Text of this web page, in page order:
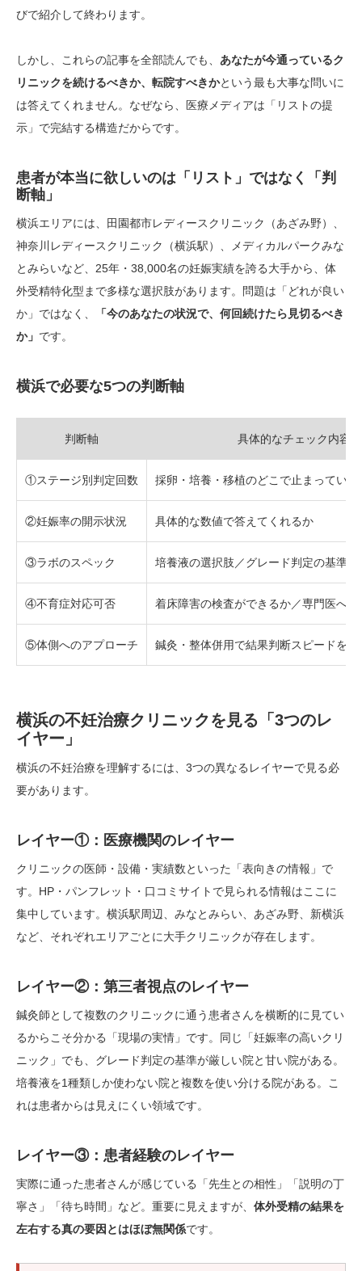
びで紹介して終わります。
しかし、これらの記事を全部読んでも、 あなたが今通っているク
リニックを続けるべきか、転院すべきかという最も大事な問いに
は答えてくれません。なぜなら、医療メディアは「リストの提
示」で完結する構造だからです。
患者が本当に欲しいのは「リスト」ではなく「判
断軸」
横浜エリアには、田園都市レディースクリニック（あざみ野）、
神奈川レディースクリニック（横浜駅）、メディカルパークみな
とみらいなど、25年・38,000名の妊娠実績を誇る大手から、体
外受精特化型まで多様な選択肢があります。問題は「どれが良い
か」ではなく、
「今のあなたの状況で、何回続けたら見切るべき
か」 です。
横浜で必要な5つの判断軸
判断軸 具体的なチェック内容
①ステージ別判定回数 採卵・培養・移植のどこで止まってい
②妊娠率の開示状況 具体的な数値で答えてくれるか
③ラボのスペック 培養液の選択肢／グレード判定の基準
④不育症対応可否 着床障害の検査ができるか／専門医への
⑤体側へのアプローチ 鍼灸・整体併用で結果判断スピードを上
横浜の不妊治療クリニックを見る「3つのレ
イヤー」
横浜の不妊治療を理解するには、3つの異なるレイヤーで見る必
要があります。
レイヤー①：医療機関のレイヤー
クリニックの医師・設備・実績数といった「表向きの情報」で
す。HP・パンフレット・口コミサイトで見られる情報はここに
集中しています。横浜駅周辺、みなとみらい、あざみ野、新横浜
など、それぞれエリアごとに大手クリニックが存在します。
レイヤー②：第三者視点のレイヤー
鍼灸師として複数のクリニックに通う患者さんを横断的に見てい
るからこそ分かる「現場の実情」です。同じ「妊娠率の高いクリ
ニック」でも、グレード判定の基準が厳しい院と甘い院がある。
培養液を1種類しか使わない院と複数を使い分ける院がある。こ
れは患者からは見えにくい領域です。
レイヤー③：患者経験のレイヤー
実際に通った患者さんが感じている「先生との相性」「説明の丁
寧さ」「待ち時間」など。重要に見えますが、 体外受精の結果を
左右する真の要因とはほぼ無関係です。